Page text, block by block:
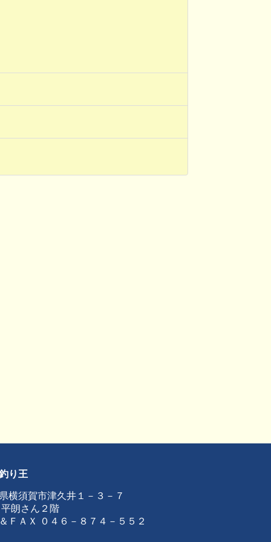
り王
横須賀市津久井１－３－７
朗さん２階
ＦＡＸ ０４６－８７４－５５２